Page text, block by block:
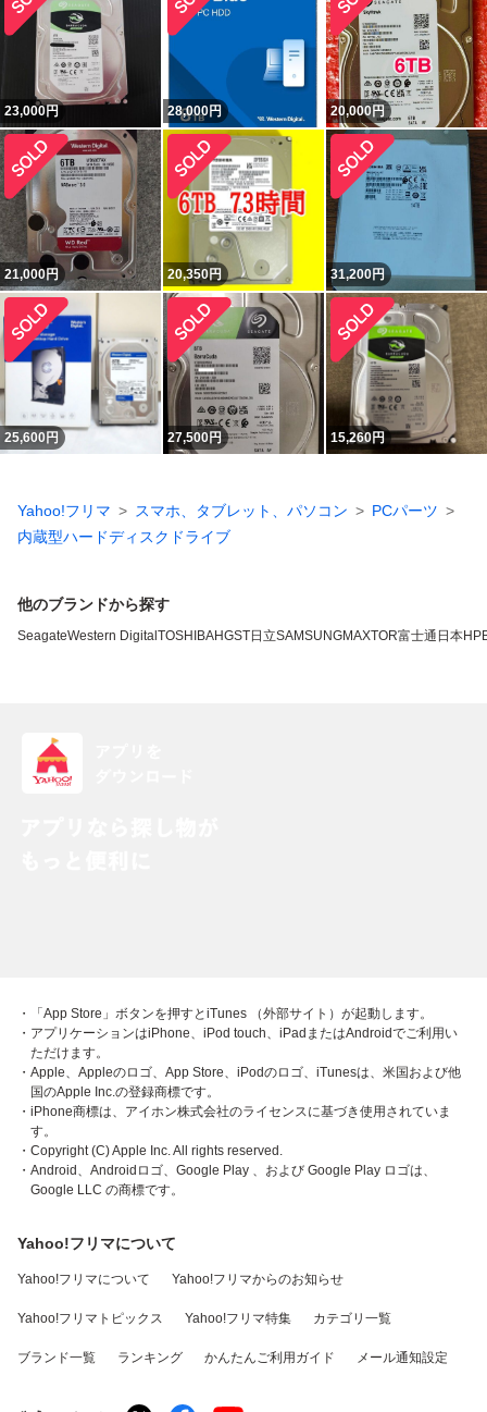
23,000円 28,000円 20,000円
21,000円 20,350円 31,200円
25,600円 27,500円 15,260円
Yahoo!フリマ スマホ、タブレット、パソコン
PCパーツ
内蔵型ハードディスクドライブ
他のブランドから探す
SeagateWestern Digital TOSHIBAHGST日立SAMSUNGMAXTOR富士通 日本HP
・「App Store」ボタンを押すとiTunes （外部サイト）が起動します。
・アプリケーションはiPhone、iPod touch、iPadまたはAndroidでご利用い
ただけます。
・Apple、Appleのロゴ、App Store、iPodのロゴ、iTunesは、米国および他
国のApple Inc.の登録商標です。
・iPhone商標は、アイホン株式会社のライセンスに基づき使用されていま
す。
・Copyright (C) Apple Inc. All rights reserved.
・Android、Androidロゴ、Google Play 、および Google Play ロゴは、
Google LLC の商標です。
Yahoo!フリマについて
Yahoo!フリマについて Yahoo!フリマからのお知らせ
Yahoo!フリマトピックス Yahoo!フリマ特集 カテゴリ一覧
ブランド一覧 ランキング かんたんご利用ガイド メール通知設定